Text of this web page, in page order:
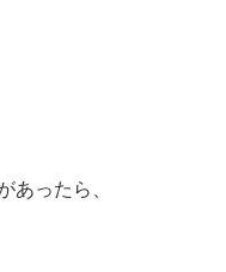
あったら、